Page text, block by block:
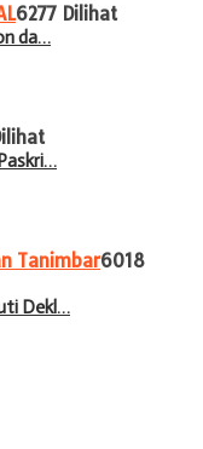
6277 Dilihat
da…
Tanimbar6018
Dekl…